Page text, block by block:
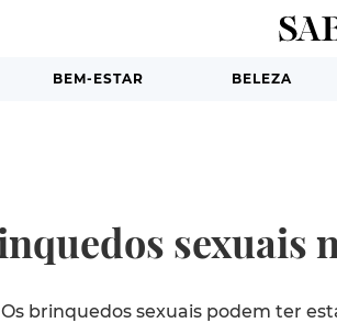
BEM-ESTAR BELEZA
sexuais
Os brinquedos sexuais podem ter